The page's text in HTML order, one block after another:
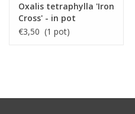
Oxalis tetraphylla 'Iron
Cross' - in pot
€3,50 (1 pot)